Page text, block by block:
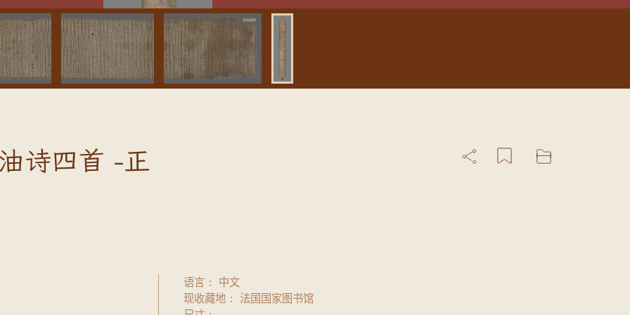
诗四首 -正
语言
中文
现收藏地
法国国家图书馆